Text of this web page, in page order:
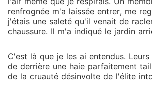
renfrognée m'a laissée entrer, me
j'étais une saleté qu'il venait de
chaussure. Il m'a indiqué le jardin
C'est là que je les ai entendus.
de derrière une haie parfaitement
de la cruauté désinvolte de l'élite